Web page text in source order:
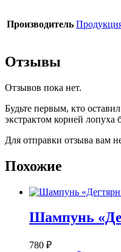
Производитель
Отзывы
Отзывов пока нет.
Будьте первым, кто
экстрактом корней лопуха
Для отправки отзыва вам
Похожие
Шампунь
780 ₽